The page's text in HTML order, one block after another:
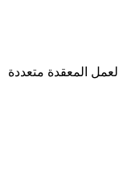
المعقدة متعددة